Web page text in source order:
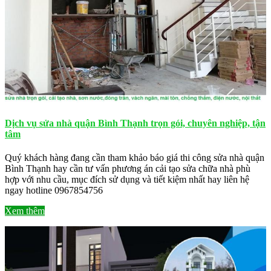
Dịch vụ sửa nhà quận Bình Thạnh trọn gói, chuyên nghiệp, tận
tâm
Quý khách hàng đang cần tham khảo báo giá thi công sửa nhà quận
Bình Thạnh hay cần tư vấn phương án cải tạo sửa chữa nhà phù
hợp với nhu cầu, mục đích sử dụng và tiết kiệm nhất hay liên hệ
ngay hotline 0967854756
Xem thêm